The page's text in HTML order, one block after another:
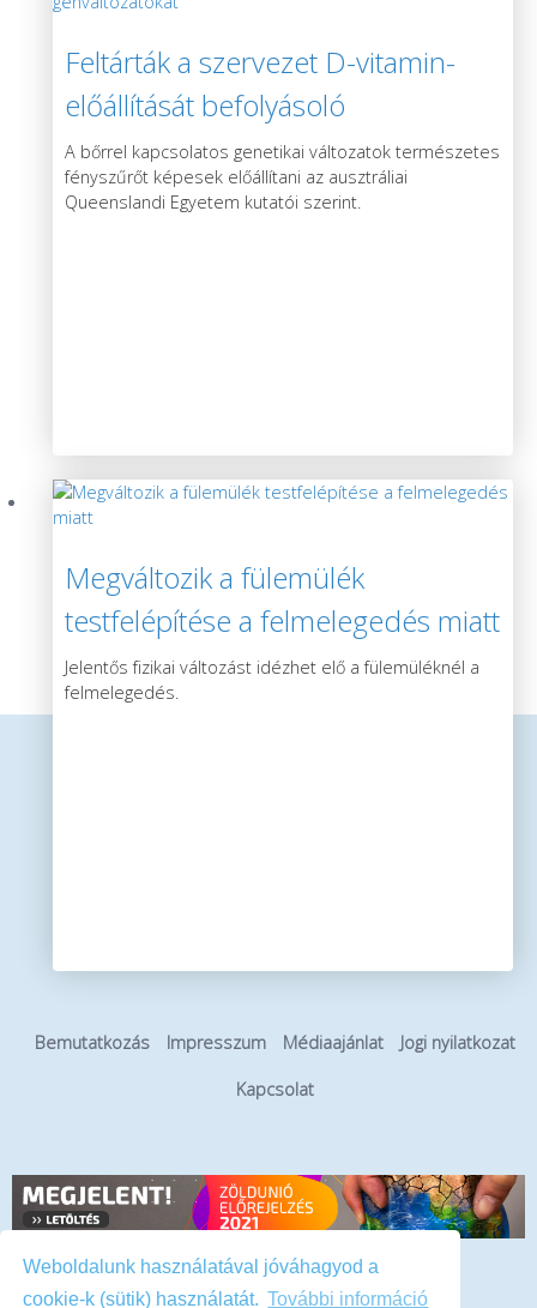
Weboldalunk használatával jóváhagyod a
cookie-k (sütik) használatát. További információ
Feltárták a szervezet D-vitamin-
előállítását befolyásoló
génváltozatokat
A bőrrel kapcsolatos genetikai változatok természetes
fényszűrőt képesek előállítani az ausztráliai
Queenslandi Egyetem kutatói szerint.
Megváltozik a fülemülék
testfelépítése a felmelegedés miatt
Jelentős fizikai változást idézhet elő a fülemüléknél a
felmelegedés.
Bemutatkozás Impresszum Médiaajánlat Jogi nyilatkozat
Kapcsolat
Hirdetés